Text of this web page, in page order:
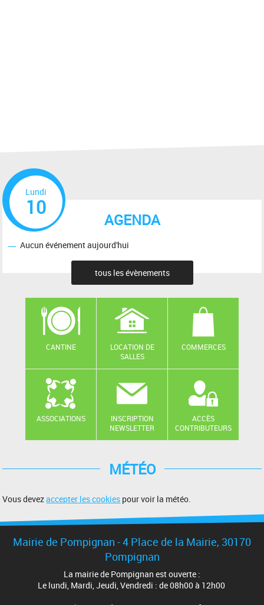
AGENDA
Lundi
10
Aucun événement aujourd'hui
tous les évènements
CANTINE
LOCATION DE
SALLES
COMMERCES
ASSOCIATIONS
INSCRIPTION
NEWSLETTER
ACCÈS
CONTRIBUTEURS
MÉTÉO
Vous devezaccepter les cookies pour voir la météo.
Mairie de Pompignan - 4 Place de la Mairie, 30170
Pompignan
La mairie de Pompignan est ouverte :
Le lundi, Mardi, Jeudi, Vendredi : de 08h00 à 12h00